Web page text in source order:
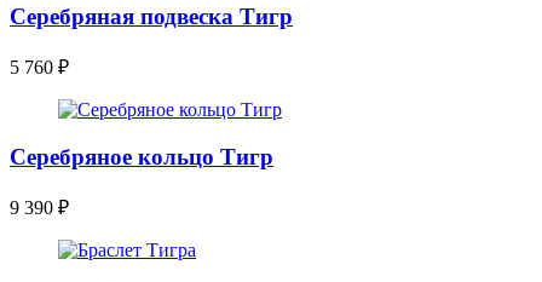
Серебряная подвеска Тигр
5 760 ₽
Серебряное кольцо Тигр
9 390 ₽